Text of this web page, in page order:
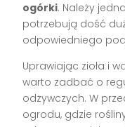
ogórki. Należy
potrzebują dość
odpowiedniego
Uprawiając zioła i
warto zadbać o
odżywczych. W
ogrodu, gdzie